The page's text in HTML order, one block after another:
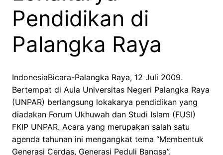
Pendidikan di
Palangka Raya
IndonesiaBicara-Palangka Raya, 12 Juli 2009.
Bertempat di Aula Universitas Negeri Palangka Raya
(UNPAR) berlangsung lokakarya pendidikan yang
diadakan Forum Ukhuwah dan Studi Islam (FUSI)
FKIP UNPAR. Acara yang merupakan salah satu
agenda tahunan ini mengangkat tema “Membentuk
Generasi Cerdas, Generasi Peduli Bangsa”.